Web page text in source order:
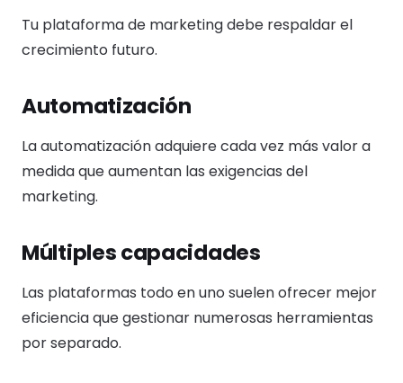
Tu plataforma de marketing debe respaldar el
crecimiento futuro.
Automatización
La automatización adquiere cada vez más valor a
medida que aumentan las exigencias del
marketing.
Múltiples capacidades
Las plataformas todo en uno suelen ofrecer mejor
eficiencia que gestionar numerosas herramientas
por separado.